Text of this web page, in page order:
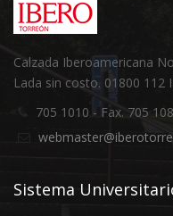
Calzada Iberoamericana
Lada sin costo. 01800 112
705 1010 - Fax. 705
Sistema